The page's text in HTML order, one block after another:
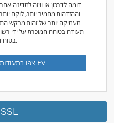
וההזדהות מחמיר יותר, לוקח
מעמיקה יותר של זהות מבקש
תעודה בטוחה המוכרת על ידי
בטוח ומוגן.
צפו בתעודות הצפנה מסוג EV
צפו בכל תעודות ה SSL